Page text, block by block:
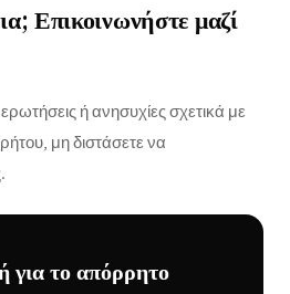
Επικοινωνήστε μαζί
ή ανησυχίες σχετικά με
μη διστάσετε να
για το απόρρητο